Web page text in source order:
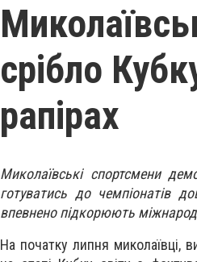
срібло
рапірах
Миколаївські спортсмени
готуватись до чемпіонатів
впевнено підкорюють
На початку липня миколаївці,